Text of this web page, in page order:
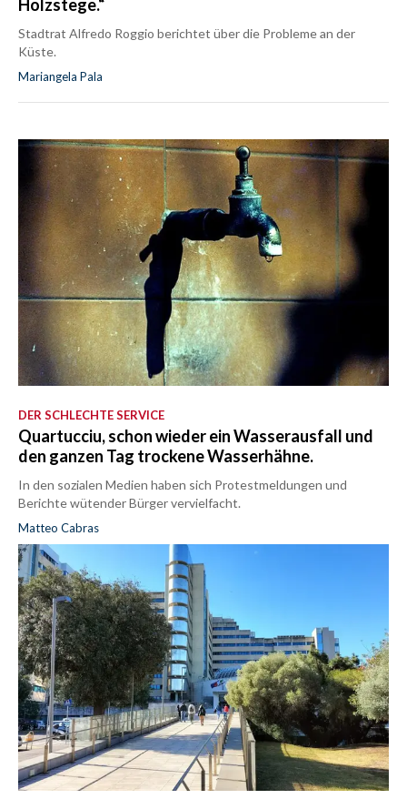
Holzstege.“
Stadtrat Alfredo Roggio berichtet über die Probleme an der
Küste.
Mariangela Pala
DER SCHLECHTE SERVICE
Quartucciu, schon wieder ein Wasserausfall und
den ganzen Tag trockene Wasserhähne.
In den sozialen Medien haben sich Protestmeldungen und
Berichte wütender Bürger vervielfacht.
Matteo Cabras